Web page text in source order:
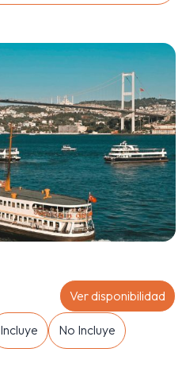
Tipo de viaje
Incluye No Incluye
Ver disponibilidad